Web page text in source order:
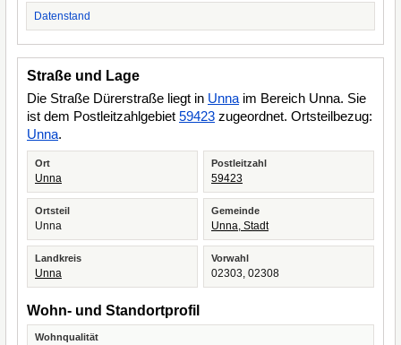
Datenstand
Straße und Lage
Die Straße Dürerstraße liegt in Unna im Bereich Unna. Sie
ist dem Postleitzahlgebiet 59423 zugeordnet. Ortsteilbezug:
Unna.
Ort
Unna
Postleitzahl
59423
Ortsteil
Unna
Gemeinde
Unna, Stadt
Landkreis
Unna
Vorwahl
02303, 02308
Wohn- und Standortprofil
Wohnqualität